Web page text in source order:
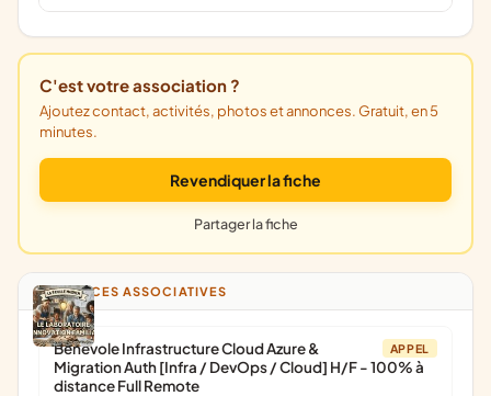
C'est votre association ?
Ajoutez contact, activités, photos et annonces. Gratuit, en 5
minutes.
Revendiquer la fiche
Partager la fiche
ANNONCES ASSOCIATIVES
APPEL
Bénévole Infrastructure Cloud Azure &
Migration Auth [Infra / DevOps / Cloud] H/F - 100% à
distance Full Remote